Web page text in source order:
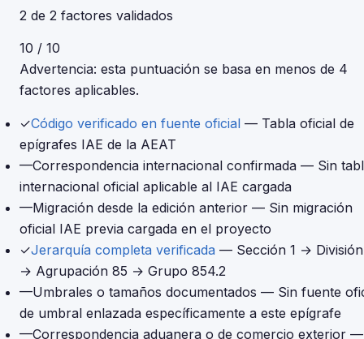
2 de 2 factores validados
10 / 10
Advertencia: esta puntuación se basa en menos de 4
factores aplicables.
✓Código verificado en fuente oficial — Tabla oficial de
epígrafes IAE de la AEAT
—Correspondencia internacional confirmada — Sin
internacional oficial aplicable al IAE cargada
—Migración desde la edición anterior — Sin migración
oficial IAE previa cargada en el proyecto
✓Jerarquía completa verificada — Sección 1 →
→ Agrupación 85 → Grupo 854.2
—Umbrales o tamaños documentados — Sin fuente
de umbral enlazada específicamente a este epígrafe
—Correspondencia aduanera o de comercio exterior —